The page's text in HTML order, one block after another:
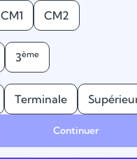
CM1 CM2
3ème
Terminale
Continuer